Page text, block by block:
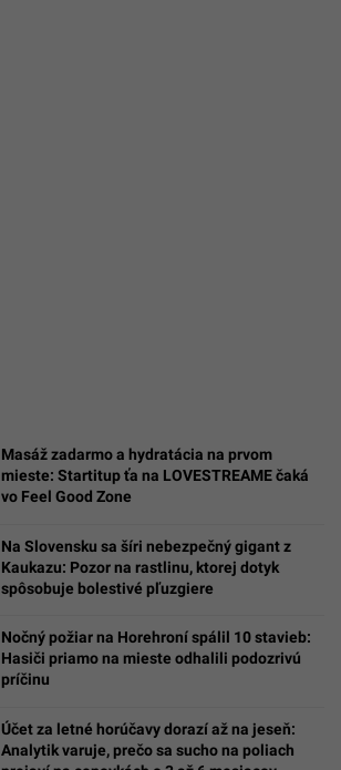
Masáž zadarmo a hydratácia na prvom
mieste: Startitup ťa na LOVESTREAME čaká
vo Feel Good Zone
Na Slovensku sa šíri nebezpečný gigant z
Kaukazu: Pozor na rastlinu, ktorej dotyk
spôsobuje bolestivé pľuzgiere
Nočný požiar na Horehroní spálil 10 stavieb:
Hasiči priamo na mieste odhalili podozrivú
príčinu
Účet za letné horúčavy dorazí až na jeseň:
Analytik varuje, prečo sa sucho na poliach